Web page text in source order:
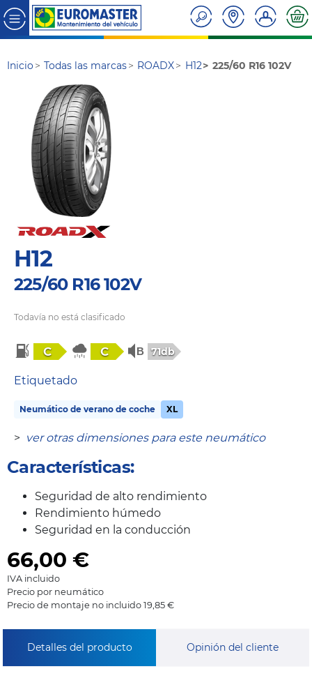
Inicio Todas las marcas ROADX H12 225/60 R16 102V
H12
225/60 R16 102V
Todavía no está clasificado
C C 71db
Etiquetado
Neumático de verano de coche XL
> ver otras dimensiones para este neumático
Características:
Seguridad de alto rendimiento
Rendimiento húmedo
Seguridad en la conducción
66,00 €
IVA incluido
Precio por neumático
Precio de montaje no incluido 19,85 €
Detalles del producto Opinión del cliente